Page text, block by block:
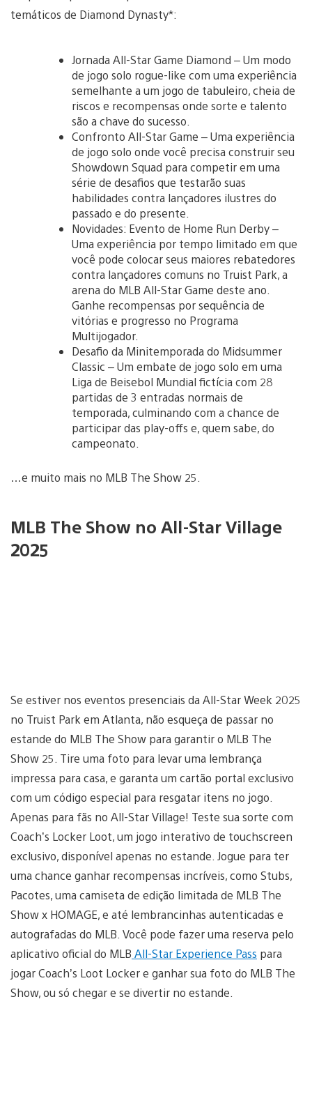
temáticos de Diamond Dynasty*:
Jornada All-Star Game Diamond – Um modo
de jogo solo rogue-like com uma experiência
semelhante a um jogo de tabuleiro, cheia de
riscos e recompensas onde sorte e talento
são a chave do sucesso.
Confronto All-Star Game – Uma experiência
de jogo solo onde você precisa construir seu
Showdown Squad para competir em uma
série de desafios que testarão suas
habilidades contra lançadores ilustres do
passado e do presente.
Novidades: Evento de Home Run Derby –
Uma experiência por tempo limitado em que
você pode colocar seus maiores rebatedores
contra lançadores comuns no Truist Park, a
arena do MLB All-Star Game deste ano.
Ganhe recompensas por sequência de
vitórias e progresso no Programa
Multijogador.
Desafio da Minitemporada do Midsummer
Classic – Um embate de jogo solo em uma
Liga de Beisebol Mundial fictícia com 28
partidas de 3 entradas normais de
temporada, culminando com a chance de
participar das play-offs e, quem sabe, do
campeonato.
…e muito mais no MLB The Show 25.
MLB The Show no All-Star Village
2025
Se estiver nos eventos presenciais da All-Star Week 2025
no Truist Park em Atlanta, não esqueça de passar no
estande do MLB The Show para garantir o MLB The
Show 25. Tire uma foto para levar uma lembrança
impressa para casa, e garanta um cartão portal exclusivo
com um código especial para resgatar itens no jogo.
Apenas para fãs no All-Star Village! Teste sua sorte com
Coach’s Locker Loot, um jogo interativo de touchscreen
exclusivo, disponível apenas no estande. Jogue para ter
uma chance ganhar recompensas incríveis, como Stubs,
Pacotes, uma camiseta de edição limitada de MLB The
Show x HOMAGE, e até lembrancinhas autenticadas e
autografadas do MLB. Você pode fazer uma reserva pelo
aplicativo oficial do MLB All-Star Experience Pass para
jogar Coach’s Loot Locker e ganhar sua foto do MLB The
Show, ou só chegar e se divertir no estande.